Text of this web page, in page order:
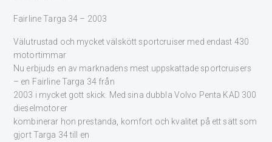
Fairline Targa 34 – 2003
Välutrustad och mycket välskött sportcruiser med endast 430
motortimmar
Nu erbjuds en av marknadens mest uppskattade sportcruisers
– en Fairline Targa 34 från
2003 i mycket gott skick. Med sina dubbla Volvo Penta KAD 300
dieselmotorer
kombinerar hon prestanda, komfort och kvalitet på ett sätt som
gjort Targa 34 till en